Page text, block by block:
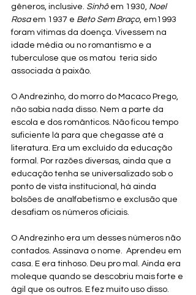
gêneros, inclusive. Sinhô em 1930, Noel
Rosa em 1937 e Beto Sem Braço, em1993
foram vítimas da doença. Vivessem na
idade média ou no romantismo e a
tuberculose que os matou  teria sido
associada à paixão.
O Andrezinho, do morro do Macaco Prego,
não sabia nada disso. Nem a parte da
escola e dos românticos. Não ficou tempo
suficiente lá para que chegasse até a
literatura. Era um excluído da educação
formal. Por razões diversas, ainda que a
educação tenha se universalizado sob o
ponto de vista institucional, há ainda
bolsões de analfabetismo e exclusão que
desafiam os números oficiais.
O Andrezinho era um desses números não
contados. Assinava o nome.  Aprendeu em
casa. E era tinhoso. Deu pro mal. Ainda era
moleque quando se descobriu mais forte e
ágil que os outros. E fez muito uso disso.